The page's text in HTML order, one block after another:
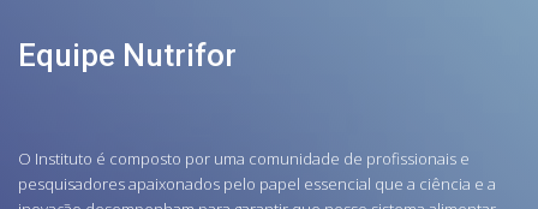
Equipe Nutrifor
O Instituto é composto por uma comunidade de profissionais e
pesquisadores apaixonados pelo papel essencial que a ciência e a